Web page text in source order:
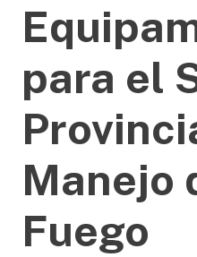
para el
Manejo
Fuego